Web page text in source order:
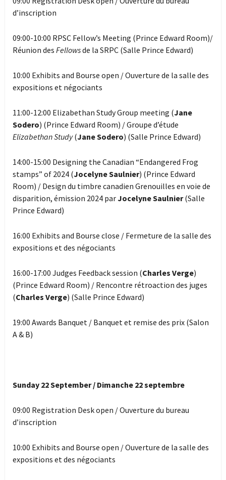
d’inscription
09:00-10:00 RPSC Fellow’s Meeting (Prince Edward Room)/
Réunion des Fellowsde la SRPC (Salle Prince Edward)
10:00 Exhibits and Bourse open / Ouverture de la salle des
expositions et négociants
11:00-12:00 Elizabethan Study Group meeting (Jane
Sodero) (Prince Edward Room) / Groupe d’étude
Elizabethan Study(Jane Sodero) (Salle Prince Edward)
14:00-15:00 Designing the Canadian “Endangered Frog
stamps” of 2024 (JocelyneSaulnier) (Prince Edward
Room) / Design du timbre canadien Grenouilles en voie de
disparition, émission 2024 parJocelyne Saulnier(Salle
Prince Edward)
16:00 Exhibits and Bourse close / Fermeture de la salle des
expositions et des négociants
16:00-17:00 Judges Feedback session (Charles Verge)
(Prince Edward Room) / Rencontre rétroaction des juges
(Charles Verge) (Salle Prince Edward)
19:00 Awards Banquet / Banquet et remise des prix (Salon
A & B)
Sunday 22 September / Dimanche 22 septembre
09:00 Registration Desk open / Ouverture du bureau
d’inscription
10:00 Exhibits and Bourse open / Ouverture de la salle des
expositions et des négociants